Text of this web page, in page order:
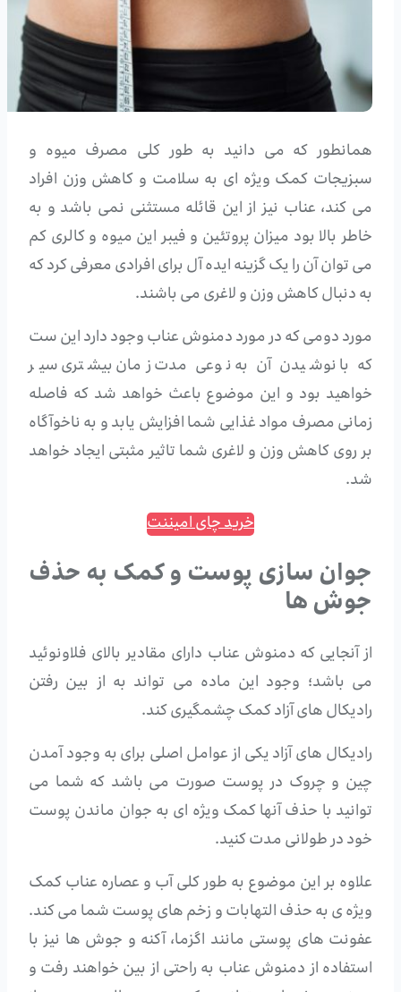
همانطور که می دانید به طور کلی مصرف میوه و
سبزیجات کمک ویژه ای به سلامت و کاهش وزن افراد
می کند، عناب نیز از این قائله مستثنی نمی باشد و به
خاطر بالا بود میزان پروتئین و فیبر این میوه و کالری کم
می توان آن را یک گزینه ایده آل برای افرادی معرفی کرد که
به دنبال کاهش وزن و لاغری می باشند.
مورد دومی که در مورد دمنوش عناب وجود دارد این ست
که با نوشیدن آن به نوعی مدت زمان بیشتری سیر
خواهید بود و این موضوع باعث خواهد شد که فاصله
زمانی مصرف مواد غذایی شما افزایش یابد و به ناخوآگاه
بر روی کاهش وزن و لاغری شما تاثیر مثبتی ایجاد خواهد
شد.
خرید چای امیننت
جوان سازی پوست و کمک به حذف
جوش ها
از آنجایی که دمنوش عناب دارای مقادیر بالای فلاونوئید
می باشد؛ وجود این ماده می تواند به از بین رفتن
رادیکال های آزاد کمک چشمگیری کند.
رادیکال های آزاد یکی از عوامل اصلی برای به وجود آمدن
چین و چروک در پوست صورت می باشد که شما می
توانید با حذف آنها کمک ویژه ای به جوان ماندن پوست
خود در طولانی مدت کنید.
علاوه بر این موضوع به طور کلی آب و عصاره عناب کمک
ویژه ی به حذف التهابات و زخم های پوست شما می کند.
عفونت های پوستی مانند اگزما، آکنه و جوش ها نیز با
استفاده از دمنوش عناب به راحتی از بین خواهند رفت و